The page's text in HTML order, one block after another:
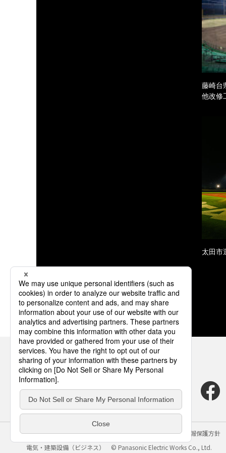
藤崎台
他改修
太田市
サイトのご利用にあたって クッキーポリシー
個人情報保護方針
電気・建築設備（ビジネス）
© Panasonic Electric Works Co., Ltd.